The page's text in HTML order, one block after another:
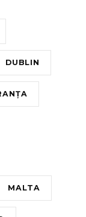
DUBLIN
MALTA